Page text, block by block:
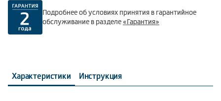
Подробнее об условиях принятия в гарантийное
обслуживание в разделе«Гарантия»
Характеристики Инструкция